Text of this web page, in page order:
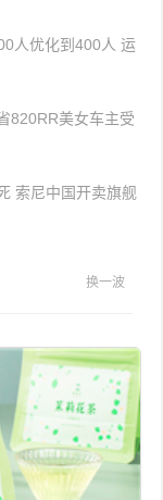
人优化到400人 运
820RR美女车主受
索尼中国开卖旗舰
换一波